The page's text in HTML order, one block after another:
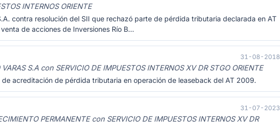
INTERNOS ORIENTE
contra resolución del SII que rechazó parte de pérdida tributaria declarada en AT
de acciones de Inversiones Río B…
31-08-2018
S.A con SERVICIO DE IMPUESTOS INTERNOS XV DR STGO ORIENTE
acreditación de pérdida tributaria en operación de leaseback del AT 2009.
31-07-2023
PERMANENTE con SERVICIO DE IMPUESTOS INTERNOS XV DR